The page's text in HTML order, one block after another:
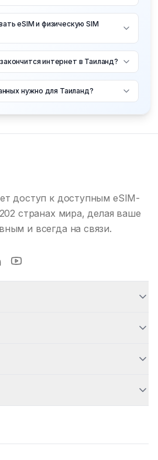
eSIM и физическую SIM
интернет в Таиланд?
нужно для Таиланд?
доступ к доступным eSIM-
странах мира, делая ваше
и всегда на связи.